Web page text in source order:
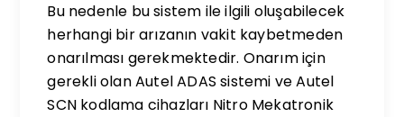
Bu nedenle bu sistem ile ilgili oluşabilecek
herhangi bir arızanın vakit kaybetmeden
onarılması gerekmektedir. Onarım için
gerekli olan Autel ADAS sistemi ve Autel
SCN kodlama cihazları Nitro Mekatronik